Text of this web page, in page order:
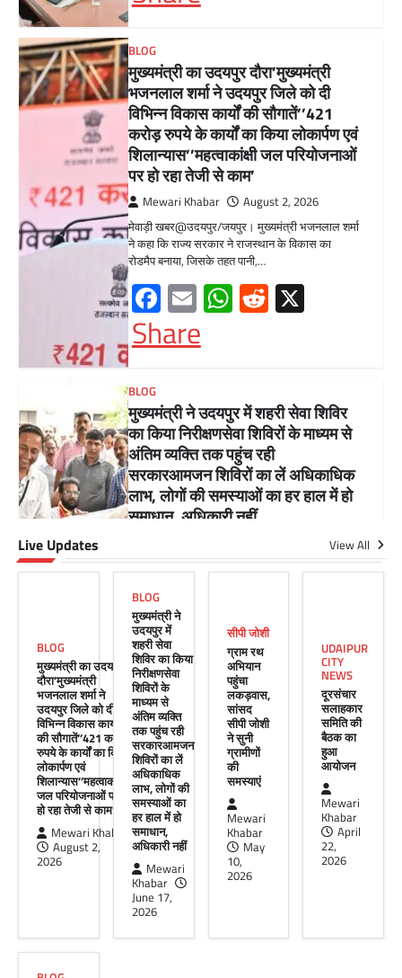
Mewari Khabar
मेवाड़ी खबर@उदयपुर/जयपुर। मुख्यमंत्री भजनलाल शर्मा
ने कहा कि राज्य सरकार ने राजस्थान के विकास का
रोडमैप बनाया, जिसके तहत पानी,…
Facebook
EmailWhatsApp
Reddit
X
Share
BLOG
मुख्यमंत्री ने उदयपुर में शहरी सेवा शिविर
का किया निरीक्षणसेवा शिविरों के माध्यम से
अंतिम व्यक्ति तक पहुंच रही
सरकारआमजन शिविरों का लें अधिकाधिक
लाभ, लोगों की समस्याओं का हर हाल में हो
समाधान, अधिकारी नहीं
Mewari Khabar
बुधवार को उदयपुर प्रवास के दौरान उदयपुर विकास
प्राधिकरण में आयोजित शहरी…
Facebook
EmailWhatsApp
Reddit
X
Share
ग्राम रथ अभियान पहुंचा लकड़वास, सांसद
Mewari Khabar
मेवाड़ी खबर@उदयपुर। राजस्थान सरकार द्वारा गांव के
अंतिम पायदान पर बैठे व्यक्ति तक योजनाओं का लाभ
पहुंचाने और उसे मुख्यधारा…
Facebook
Email
WhatsApp
Reddit
Share
UDAIPUR CITY NEWS
दूरसंचार सलाहकार समिति की बैठक का
हुआ आयोजन
Mewari Khabar April 22, 2026
मेवाड़ी खबर@उदयपुर।दूर संचार सलाहकार समिति की
बैठक बुधवार को भारत संचार निगम लिमिटेड बीएसएनएल
Live Updates View All
BLOG
मुख्यमंत्री का उदयपुर
दौरा’मुख्यमंत्री
भजनलाल शर्मा ने
उदयपुर जिले को दी
विभिन्न विकास कार्यों
की सौगातें’’421 करोड़
रुपये के कार्यों का किया
लोकार्पण एवं
शिलान्यास’’महत्वाकांक्षी
जल परियोजनाओं पर
हो रहा तेजी से काम’
Mewari Khabar
August 2,
2026
BLOG
मुख्यमंत्री ने
उदयपुर में
शहरी सेवा
शिविर का किया
निरीक्षणसेवा
शिविरों के
माध्यम से
अंतिम व्यक्ति
तक पहुंच रही
सरकारआमजन
शिविरों का लें
अधिकाधिक
लाभ, लोगों की
समस्याओं का
हर हाल में हो
समाधान,
अधिकारी नहीं
Mewari
Khabar
June 17,
2026
सीपी जोशी
ग्राम रथ
अभियान
पहुंचा
लकड़वास,
सांसद
सीपी जोशी
ने सुनी
ग्रामीणों
की
समस्याएं
Mewari
Khabar
May
10,
2026
UDAIPUR
CITY
NEWS
दूरसंचार
सलाहकार
समिति की
बैठक का
हुआ
आयोजन
Mewari
Khabar
April
22,
2026